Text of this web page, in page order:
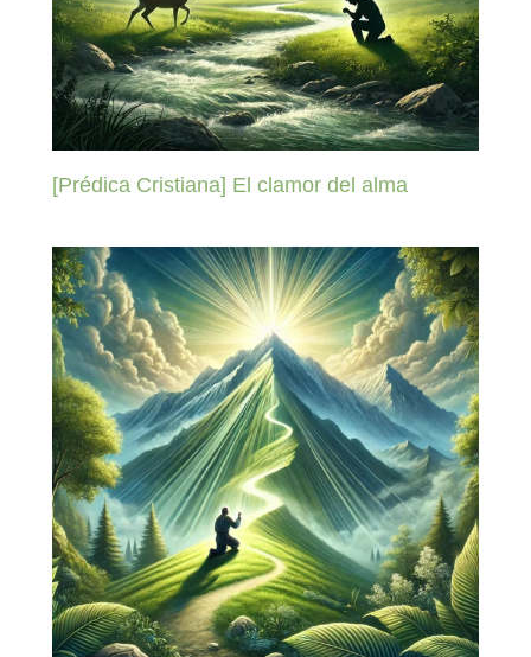
[Prédica Cristiana] El clamor del alma